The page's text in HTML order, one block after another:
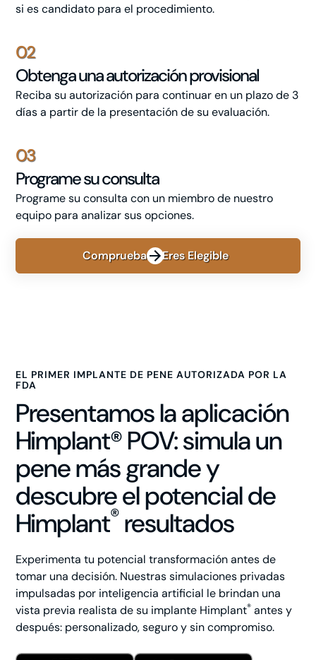
si es candidato para el procedimiento.
02
Obtenga una autorización provisional
Reciba su autorización para continuar en un plazo de 3
días a partir de la presentación de su evaluación.
03
Programe su consulta
Programe su consulta con un miembro de nuestro
equipo para analizar sus opciones.
Comprueba Si Eres Elegible
EL PRIMER IMPLANTE DE PENE AUTORIZADA POR LA
FDA
Presentamos la aplicación
Himplant® POV: simula un
pene más grande y
descubre el potencial de
Himplant® resultados
Experimenta tu potencial transformación antes de
tomar una decisión. Nuestras simulaciones privadas
impulsadas por inteligencia artificial le brindan una
vista previa realista de su implante Himplant® antes y
después: personalizado, seguro y sin compromiso.